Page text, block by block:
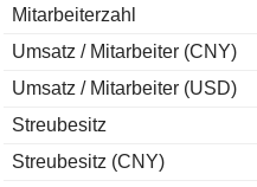
Mitarbeiterzahl
Umsatz / Mitarbeiter (CNY)
Umsatz / Mitarbeiter (USD)
Streubesitz
Streubesitz (CNY)